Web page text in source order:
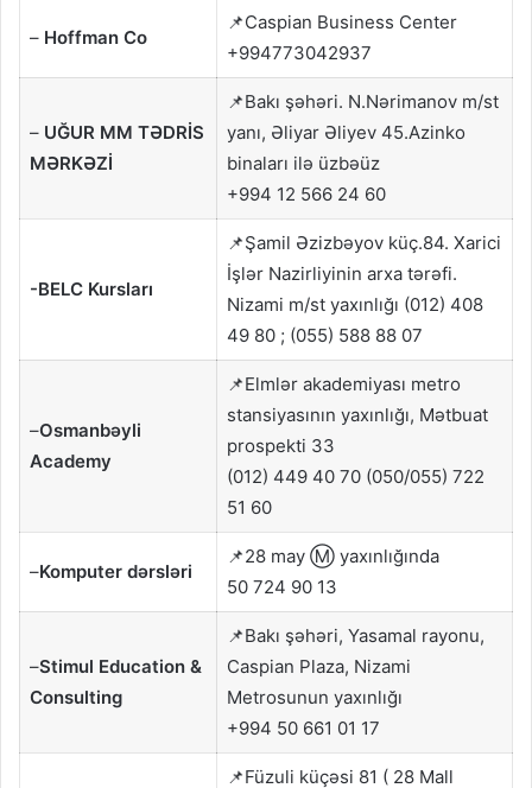
– Hoffman Co
📌Caspian Business Center
+994773042937
– UĞUR MM TƏDRİS
MƏRKƏZİ
📌Bakı şəhəri. N.Nərimanov m/st
yanı, Əliyar Əliyev 45.Azinko
binaları ilə üzbəüz
+994 12 566 24 60
-BELC Kursları
📌Şamil Əzizbəyov küç.84. Xarici
İşlər Nazirliyinin arxa tərəfi.
Nizami m/st yaxınlığı (012) 408
49 80 ; (055) 588 88 07
–Osmanbəyli
Academy
📌Elmlər akademiyası metro
stansiyasının yaxınlığı, Mətbuat
prospekti 33
(012) 449 40 70 (050/055) 722
51 60
–Komputer dərsləri
📌28 may Ⓜ️ yaxınlığında
50 724 90 13
–Stimul Education &
Consulting
📌Bakı şəhəri, Yasamal rayonu,
Caspian Plaza, Nizami
Metrosunun yaxınlığı
+994 50 661 01 17
📌Füzuli küçəsi 81 ( 28 Mall